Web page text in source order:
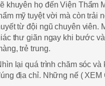
khuyên họ đến Viện Thẩm
mỹ tuyệt vời mà còn trải
từ đội ngũ chuyên viên.
thư giãn ngay khi bước
trẻ trung.
lại quá trình chăm sóc
địa chỉ. Những nế (